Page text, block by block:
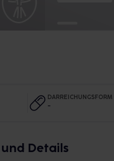
DARREICHUNGSFORM
-
Details